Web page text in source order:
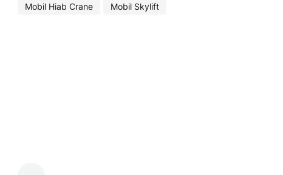
Mobil Hiab Crane
Mobil Skylift